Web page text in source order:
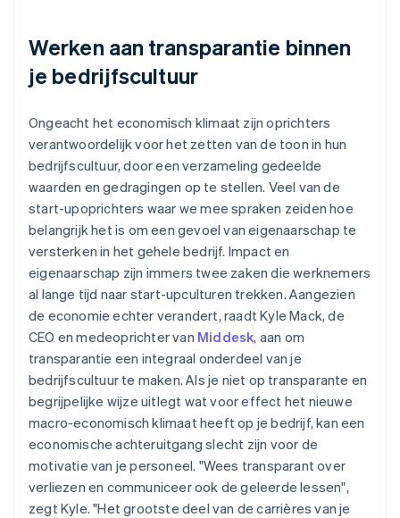
Werken aan transparantie binnen
je bedrijfscultuur
Ongeacht het economisch klimaat zijn oprichters
verantwoordelijk voor het zetten van de toon in hun
bedrijfscultuur, door een verzameling gedeelde
waarden en gedragingen op te stellen. Veel van de
start-upoprichters waar we mee spraken zeiden hoe
belangrijk het is om een gevoel van eigenaarschap te
versterken in het gehele bedrijf. Impact en
eigenaarschap zijn immers twee zaken die werknemers
al lange tijd naar start-upculturen trekken. Aangezien
de economie echter verandert, raadt Kyle Mack, de
CEO en medeoprichter van Middesk, aan om
transparantie een integraal onderdeel van je
bedrijfscultuur te maken. Als je niet op transparante en
begrijpelijke wijze uitlegt wat voor effect het nieuwe
macro-economisch klimaat heeft op je bedrijf, kan een
economische achteruitgang slecht zijn voor de
motivatie van je personeel. "Wees transparant over
verliezen en communiceer ook de geleerde lessen",
zegt Kyle. "Het grootste deel van de carrières van je